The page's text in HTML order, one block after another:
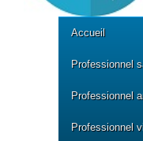
Accueil
Professionnel
Professionnel
Professionnel